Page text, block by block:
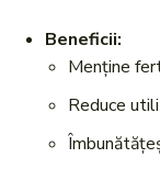
Beneficii:
Menține
Reduce